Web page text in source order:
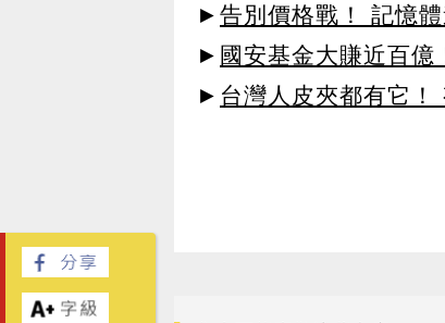
► 告別價格戰！ 記憶
► 國安基金大賺近百
► 台灣人皮夾都有它